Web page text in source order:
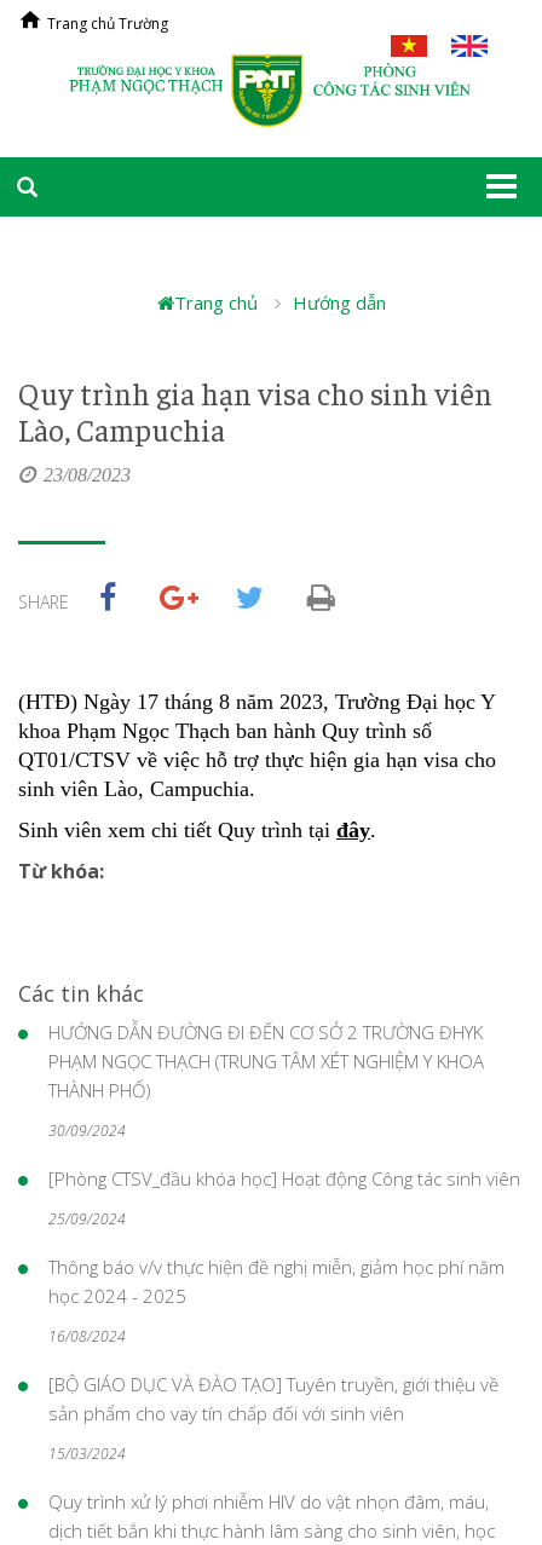
Trang chủ Trường
Trang chủ Hướng dẫn
Quy trình gia hạn visa cho sinh viên
Lào, Campuchia
23/08/2023
SHARE
(HTĐ) Ngày 17 tháng 8 năm 2023, Trường Đại học Y
khoa Phạm Ngọc Thạch ban hành Quy trình số
QT01/CTSV về việc hỗ trợ thực hiện gia hạn visa cho
sinh viên Lào, Campuchia.
Sinh viên xem chi tiết Quy trình tại đây.
Từ khóa:
Các tin khác
HƯỚNG DẪN ĐƯỜNG ĐI ĐẾN CƠ SỞ 2 TRƯỜNG ĐHYK
PHẠM NGỌC THẠCH (TRUNG TÂM XÉT NGHIỆM Y KHOA
THÀNH PHỐ)
30/09/2024
[Phòng CTSV_đầu khóa học] Hoạt động Công tác sinh viên
25/09/2024
Thông báo v/v thực hiện đề nghị miễn, giảm học phí năm
học 2024 - 2025
16/08/2024
[BỘ GIÁO DỤC VÀ ĐÀO TẠO] Tuyên truyền, giới thiệu về
sản phẩm cho vay tín chấp đối với sinh viên
15/03/2024
Quy trình xử lý phơi nhiễm HIV do vật nhọn đâm, máu,
dịch tiết bắn khi thực hành lâm sàng cho sinh viên, học